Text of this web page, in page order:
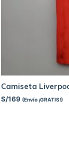
Camiseta
S/169 (Envío ¡GRATIS!)